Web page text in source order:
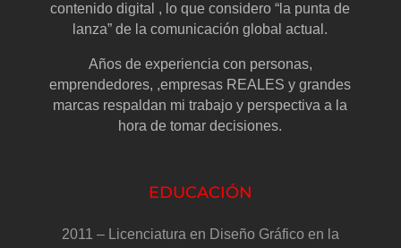
contenido digital , lo que considero “la punta de
lanza” de la comunicación global actual.
Años de experiencia con personas,
emprendedores, ,empresas REALES y grandes
marcas respaldan mi trabajo y perspectiva a la
hora de tomar decisiones.
EDUCACIÓN
2011 – Licenciatura en Diseño Gráfico en la